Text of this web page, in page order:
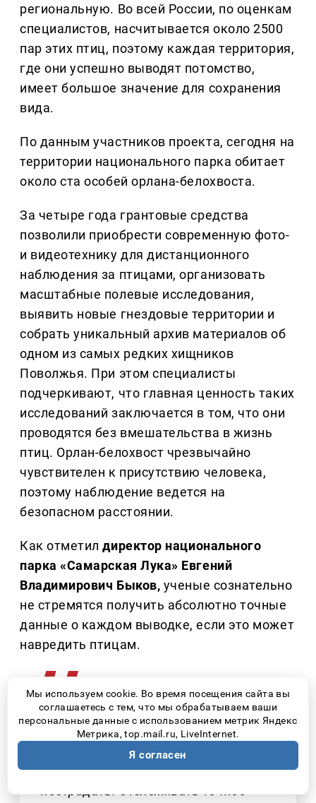
региональную. Во всей России, по оценкам
специалистов, насчитывается около 2500
пар этих птиц, поэтому каждая территория,
где они успешно выводят потомство,
имеет большое значение для сохранения
вида.
По данным участников проекта, сегодня на
территории национального парка обитает
около ста особей орлана-белохвоста.
За четыре года грантовые средства
позволили приобрести современную фото-
и видеотехнику для дистанционного
наблюдения за птицами, организовать
масштабные полевые исследования,
выявить новые гнездовые территории и
собрать уникальный архив материалов об
одном из самых редких хищников
Поволжья. При этом специалисты
подчеркивают, что главная ценность таких
исследований заключается в том, что они
проводятся без вмешательства в жизнь
птиц. Орлан-белохвост чрезвычайно
чувствителен к присутствию человека,
поэтому наблюдение ведется на
безопасном расстоянии.
Как отметилдиректор национального
парка «Самарская Лука» Евгений
Владимирович Быков, ученые сознательно
не стремятся получить абсолютно точные
данные о каждом выводке, если это может
навредить птицам.
– Отслеживать очно количество
птенцов достаточно сложно и даже
опасно – потому что птицы могут
Мы используем cookie. Во время посещения сайта вы
соглашаетесь с тем, что мы обрабатываем ваши
персональные данные с использованием метрик Яндекс
Метрика, top.mail.ru, LiveInternet.
Я согласен